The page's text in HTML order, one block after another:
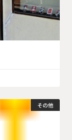
その他